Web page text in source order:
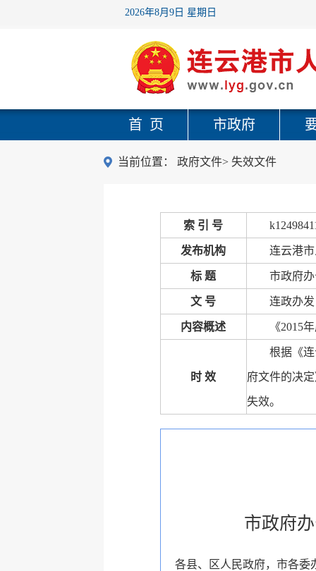
2026年8月9日 星期日
首 页 市政府
当前位置： 政府文件> 失效文件
索 引 号
发布机构 连云港
标 题 市政府
文 号 连政办发
内容概述 《2015
时 效
根据《
府文件的决
失效。
市政府
各县、区人民政府，市各委